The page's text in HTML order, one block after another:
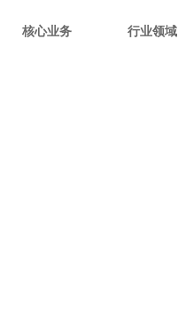
核心业务 行业领域